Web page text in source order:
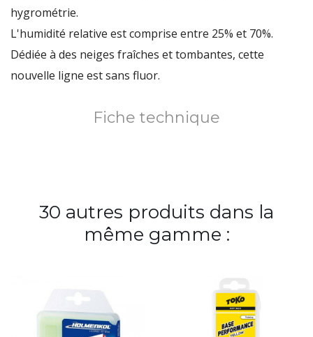
hygrométrie.
L'humidité relative est comprise entre 25% et 70%.
Dédiée à des neiges fraîches et tombantes, cette
nouvelle ligne est sans fluor.
Fiche technique
30 autres produits dans la
même gamme :